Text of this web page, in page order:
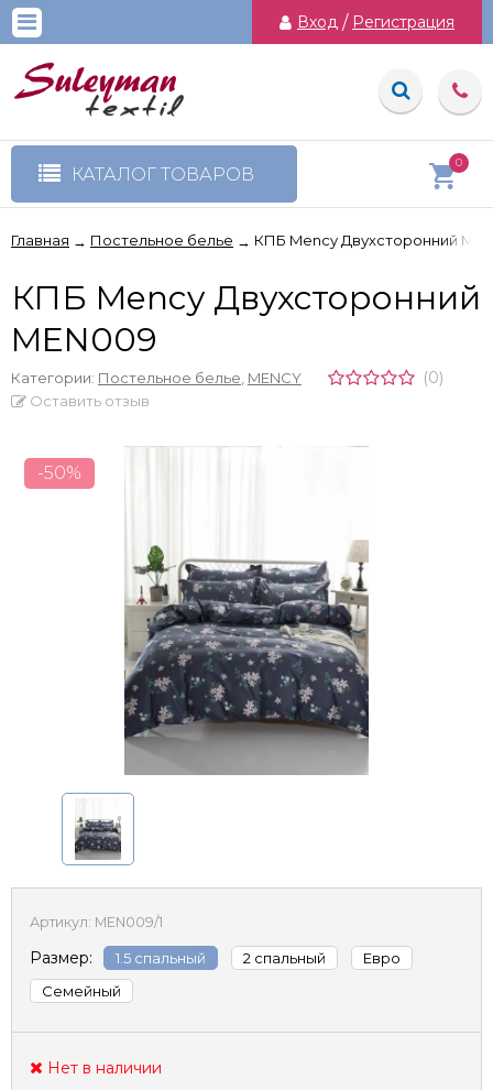
Вход / Регистрация
КАТАЛОГ ТОВАРОВ
0
Главная → Постельное белье → КПБ Mency Двухсторонний
КПБ Mency Двухсторонний
MEN009
Категории: Постельное белье MENCY (0)
Оставить отзыв
-50%
Артикул: MEN009/1
Размер: 1.5 спальный 2 спальный
Евро
Семейный
Нет в наличии